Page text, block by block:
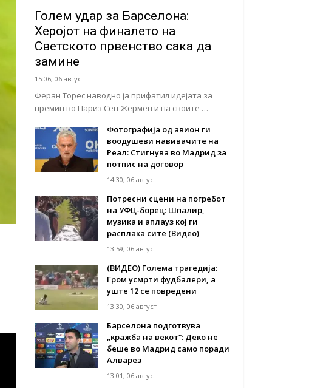
Голем удар за Барселона:
Херојот на финалето на
Светското првенство сака да
замине
15:06, 06 август
Феран Торес наводно ја прифатил идејата за
премин во Париз Сен-Жермен и на своите …
Фотографија од авион ги
воодушеви навивачите на
Реал: Стигнува во Мадрид за
потпис на договор
14:30, 06 август
Потресни сцени на погребот
на УФЦ-борец: Шпалир,
музика и аплауз кој ги
расплака сите (Видео)
13:59, 06 август
(ВИДЕО) Голема трагедија:
Гром усмрти фудбалери, а
уште 12 се повредени
13:30, 06 август
Барселона подготвува
„кражба на векот“: Деко не
беше во Мадрид само поради
Алварез
13:01, 06 август